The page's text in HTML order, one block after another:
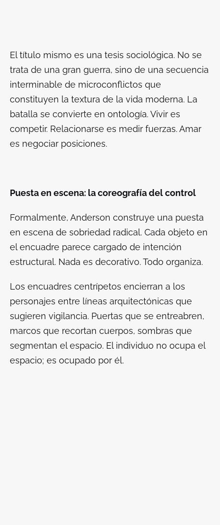
El título mismo es una tesis sociológica. No se
trata de una gran guerra, sino de una secuencia
interminable de microconflictos que
constituyen la textura de la vida moderna. La
batalla se convierte en ontología. Vivir es
competir. Relacionarse es medir fuerzas. Amar
es negociar posiciones.
Puesta en escena: la coreografía del control
Formalmente, Anderson construye una puesta
en escena de sobriedad radical. Cada objeto en
el encuadre parece cargado de intención
estructural. Nada es decorativo. Todo organiza.
Los encuadres centrípetos encierran a los
personajes entre líneas arquitectónicas que
sugieren vigilancia. Puertas que se entreabren,
marcos que recortan cuerpos, sombras que
segmentan el espacio. El individuo no ocupa el
espacio; es ocupado por él.